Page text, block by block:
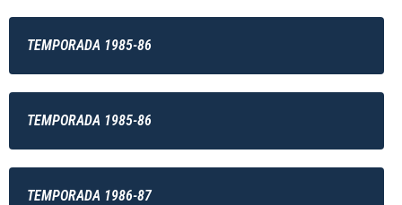
TEMPORADA 1985-86
TEMPORADA 1985-86
TEMPORADA 1986-87